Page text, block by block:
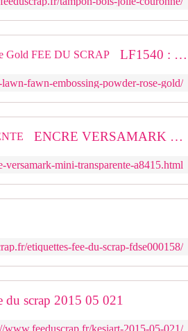
LF1540 : Lawn Fawn Embossing Powder Rose Gold FEE DU SCRAP
fawn-embossing-powder-rose-gold/
ENCRE VERSAMARK MINI TRANSPARENTE
mini-transparente-a8415.html
etiquettes-fee-du-scrap-fdse000158/
du scrap 2015 05 021
www.feeduscrap.fr/kesiart-2015-05-021/